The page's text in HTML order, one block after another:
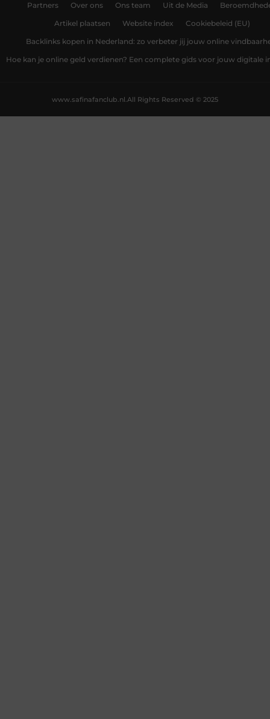
Partners Over ons Ons team Uit de Media
Artikel plaatsen Website index Cookiebeleid (EU)
Backlinks kopen in Nederland: zo verbeter jij jouw online
Hoe kan je online geld verdienen? Een complete gids voor jouw digitale
All Rights Reserved © 2025
www.safinafanclub.nl.